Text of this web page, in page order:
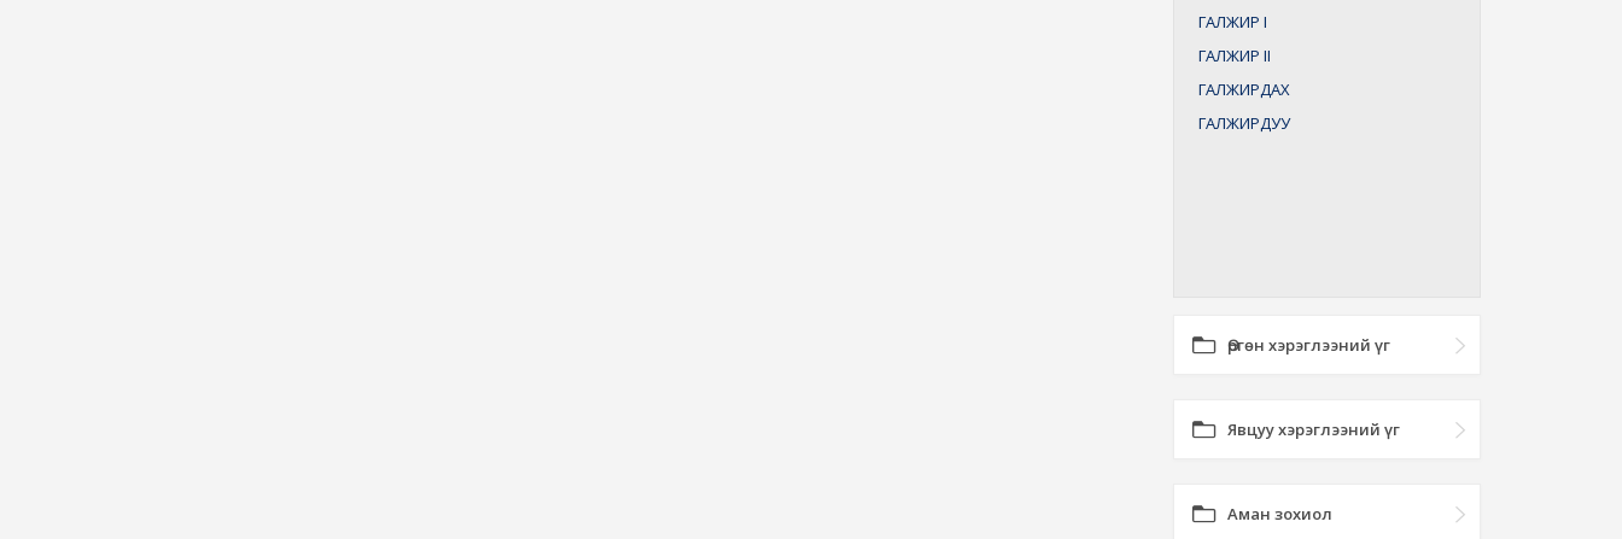
ГАЛЖИР I
ГАЛЖИР II
ГАЛЖИРДАХ
ГАЛЖИРДУУ
Өргөн хэрэглээний үг
Явцуу хэрэглээний үг
Аман зохиол